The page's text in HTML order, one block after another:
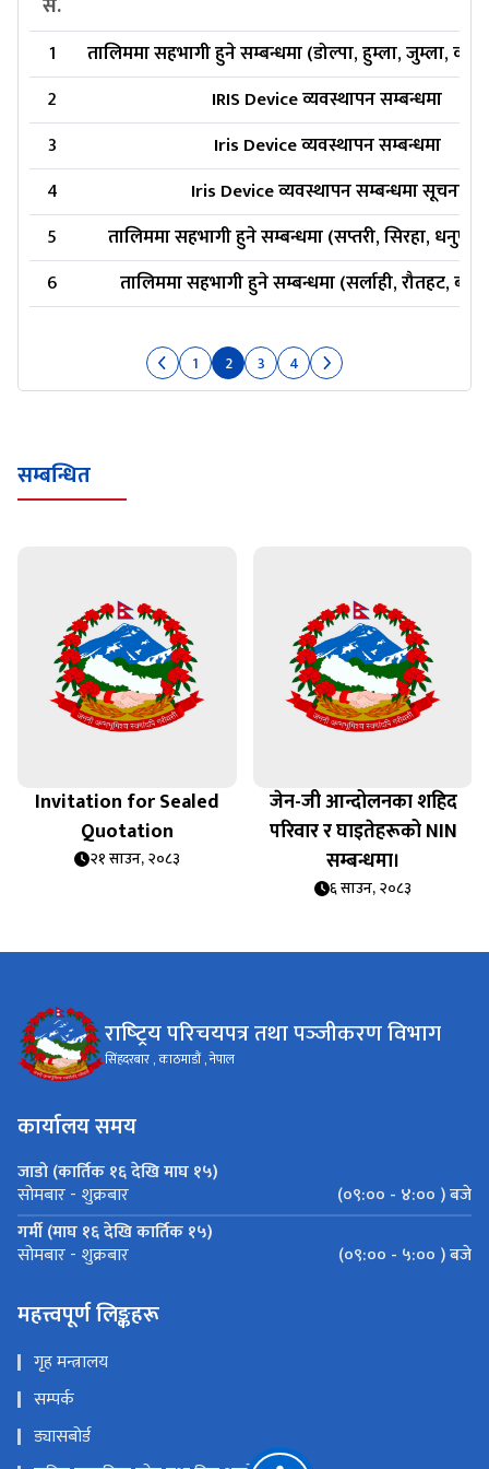
स.
1
तालिममा सहभागी हुने सम्बन्धमा (डोल्पा, हुम्ला, जुम्ला,
2
IRIS Device व्यवस्थापन सम्बन्धमा
3
Iris Device व्यवस्थापन सम्बन्धमा
4
Iris Device व्यवस्थापन सम्बन्धमा सूचना
5
तालिममा सहभागी हुने सम्बन्धमा (सप्तरी, सिरहा, धनुषा र
6
तालिममा सहभागी हुने सम्बन्धमा (सर्लाही, रौतहट, बारा
1 2 3 4
सम्बन्धित
Invitation for Sealed
Quotation
२१ साउन, २०८३
जेन-जी आन्दोलनका शहिद
परिवार र घाइतेहरूको NIN
सम्बन्धमा।
६ साउन, २०८३
राष्‍ट्रिय परिचयपत्र तथा पञ्‍जीकरण विभाग
सिंहदरबार , काठमाडौं , नेपाल
कार्यालय समय
जाडो (कार्तिक १६ देखि माघ १५)
सोमबार - शुक्रबार
(०९:०० - ४:०० ) बजे
गर्मी (माघ १६ देखि कार्तिक १५)
सोमबार - शुक्रबार (०९:०० - ५:०० ) बजे
महत्त्वपूर्ण लिङ्कहरू
गृह मन्त्रालय
सम्पर्क
ड्यासबोर्ड